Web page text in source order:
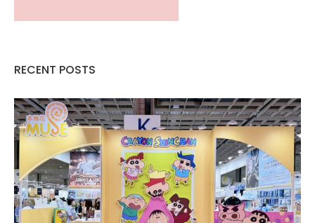
RECENT POSTS